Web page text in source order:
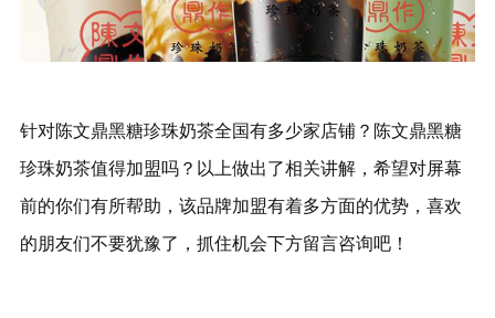
针对陈文鼎黑糖珍珠奶茶全国有多少家店铺？陈文鼎黑糖
珍珠奶茶值得加盟吗？以上做出了相关讲解，希望对屏幕
前的你们有所帮助，该品牌加盟有着多方面的优势，喜欢
的朋友们不要犹豫了，抓住机会下方留言咨询吧！